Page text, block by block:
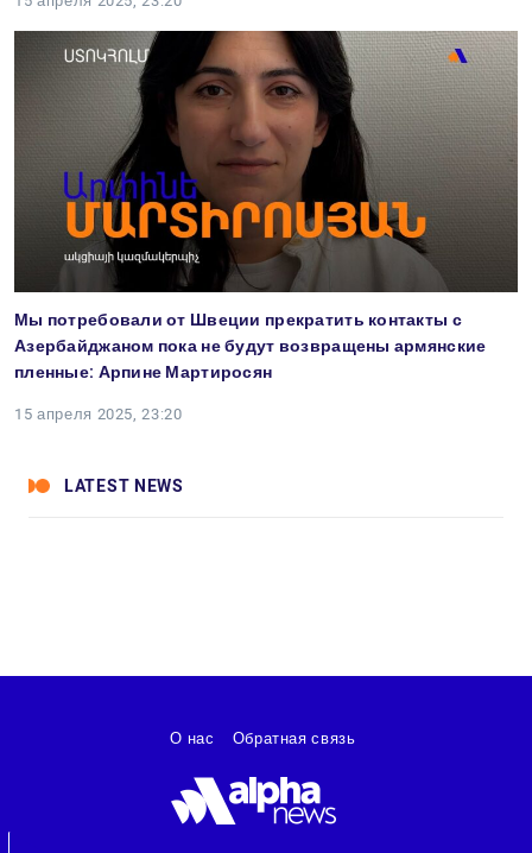
Мы потребовали от Швеции прекратить контакты с
Азербайджаном пока не будут возвращены армянские
пленные: Арпине Мартиросян
15 апреля 2025, 23:20
LATEST NEWS
О нас Обратная связь